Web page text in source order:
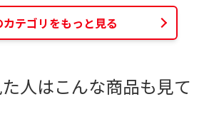
カテゴリをもっと見る
人はこんな商品も見て